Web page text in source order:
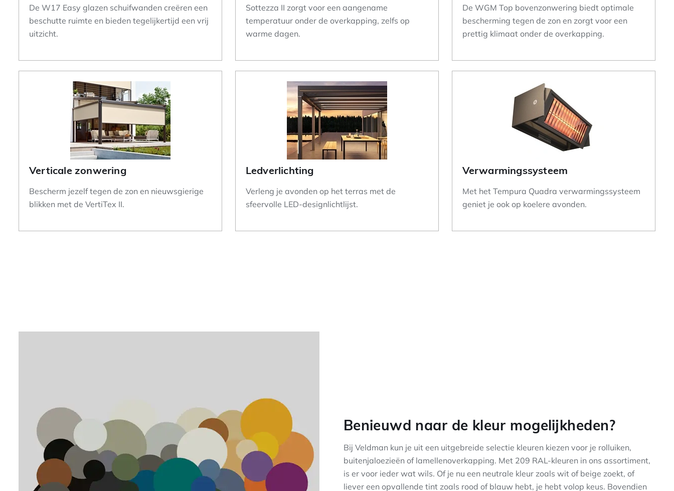
De W17 Easy glazen schuifwanden creëren een
beschutte ruimte en bieden tegelijkertijd een vrij
uitzicht.
Sottezza II zorgt voor een aangename
temperatuur onder de overkapping, zelfs op
warme dagen.
De WGM Top bovenzonwering biedt optimale
bescherming tegen de zon en zorgt voor een
prettig klimaat onder de overkapping.
Verticale zonwering
Bescherm jezelf tegen de zon en nieuwsgierige
blikken met de VertiTex II.
Ledverlichting
Verleng je avonden op het terras met de
sfeervolle LED-designlichtlijst.
Verwarmingssysteem
Met het Tempura Quadra verwarmingssysteem
geniet je ook op koelere avonden.
Benieuwd naar de kleur mogelijkheden?
Bij Veldman kun je uit een uitgebreide selectie kleuren kiezen voor je rolluiken,
buitenjaloezieën of lamellenoverkapping. Met 209 RAL-kleuren in ons assortiment,
is er voor ieder wat wils. Of je nu een neutrale kleur zoals wit of beige zoekt, of
liever een opvallende tint zoals rood of blauw hebt, je hebt volop keus. Bovendien